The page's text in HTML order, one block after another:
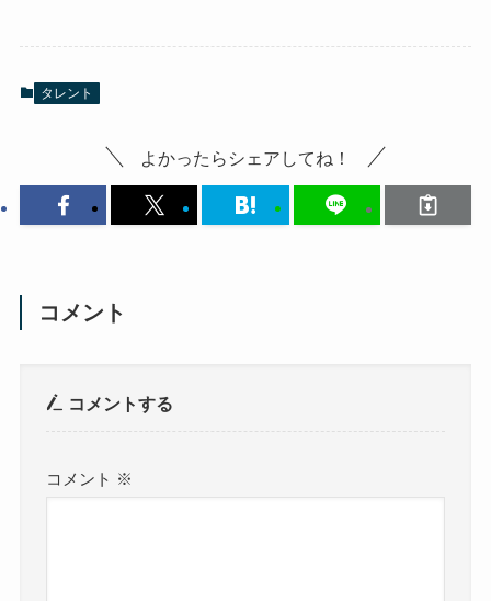
タレント
よかったらシェアしてね！
コメント
コメントする
コメント ※